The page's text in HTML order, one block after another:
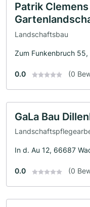
Patrik Clemens
Landschaftsbau
Zum Funkenbruch
0.0 (0
GaLa Bau
In d. Au 12, 66687
0.0 (0